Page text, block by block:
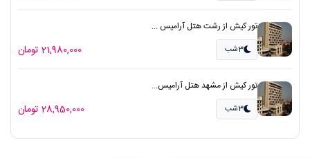
تور کیش از رشت هتل آرامیس ...
3شب 21,980,000 تومان
تور کیش از مشهد هتل آرامیس...
3شب 28,950,000 تومان